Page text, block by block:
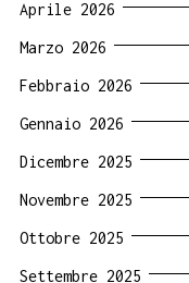
Aprile 2026
Marzo 2026
Febbraio 2026
Gennaio 2026
Dicembre 2025
Novembre 2025
Ottobre 2025
Settembre 2025